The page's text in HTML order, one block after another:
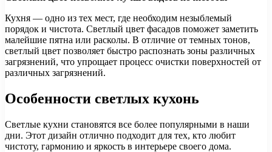
Кухня — одно из тех мест, где необходим незыблемый
порядок и чистота. Светлый цвет фасадов поможет заметить
малейшие пятна или расколы. В отличие от темных тонов,
светлый цвет позволяет быстро распознать зоны различных
загрязнений, что упрощает процесс очистки поверхностей от
различных загрязнений.
Особенности светлых кухонь
Светлые кухни становятся все более популярными в наши
дни. Этот дизайн отлично подходит для тех, кто любит
чистоту, гармонию и яркость в интерьере своего дома.